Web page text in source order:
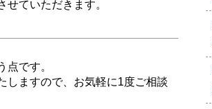
ていただきます。
です。
しますので、お気軽に1度ご相談